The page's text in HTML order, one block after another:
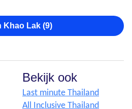
Khao Lak (9)
Bekijk ook
Last minute Thailand
All Inclusive Thailand